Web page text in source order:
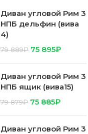
Диван угловой Рим 3
НПБ дельфин (вива
4)
79 889₽ 75 895₽
Диван угловой Рим 3
НПБ ящик (вива15)
79 879₽ 75 885₽
Диван угловой Рим 3